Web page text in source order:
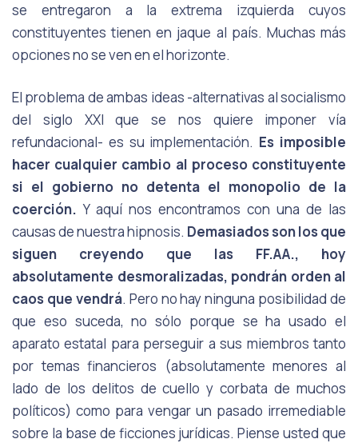
se entregaron a la extrema izquierda cuyos
constituyentes tienen en jaque al país. Muchas más
opciones no se ven en el horizonte.
El problema de ambas ideas -alternativas al socialismo
del siglo XXI que se nos quiere imponer vía
refundacional- es su implementación. Es imposible
hacer cualquier cambio al proceso constituyente
si el gobierno no detenta el monopolio de la
coerción. Y aquí nos encontramos con una de las
causas de nuestra hipnosis. Demasiados son los que
siguen creyendo que las FF.AA., hoy
absolutamente desmoralizadas, pondrán orden al
caos que vendrá. Pero no hay ninguna posibilidad de
que eso suceda, no sólo porque se ha usado el
aparato estatal para perseguir a sus miembros tanto
por temas financieros (absolutamente menores al
lado de los delitos de cuello y corbata de muchos
políticos) como para vengar un pasado irremediable
sobre la base de ficciones jurídicas. Piense usted que